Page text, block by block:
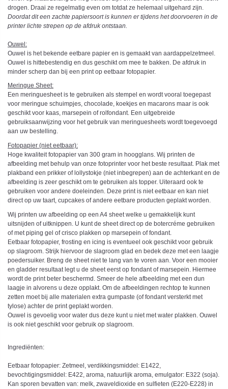
drogen. Draai ze regelmatig even om totdat ze helemaal uitgehard zijn.
Doordat dit een zachte papiersoort is kunnen er tijdens het doorvoeren in de
printer lichte strepen op de afdruk ontstaan.
Ouwel:
Ouwel is het bekende eetbare papier en is gemaakt van aardappelzetmeel.
Ouwel is hittebestendig en dus geschikt om mee te bakken. De afdruk in
minder scherp dan bij een print op eetbaar fotopapier.
Meringue Sheet:
Een meringuesheet is te gebruiken als stempel en wordt vooral toegepast
voor meringue schuimpjes, chocolade, koekjes en macarons maar is ook
geschikt voor kaas, marsepein of rolfondant. Een uitgebreide
gebruiksaanwijzing voor het gebruik van meringuesheets wordt toegevoegd
aan uw bestelling.
Fotopapier (niet eetbaar):
Hoge kwaliteit fotopapier van 300 gram in hoogglans. Wij printen de
afbeelding met behulp van onze fotoprinter voor het beste resultaat. Plak met
plakband een prikker of lollystokje (niet inbegrepen) aan de achterkant en de
afbeelding is zeer geschikt om te gebruiken als topper. Uiteraard ook te
gebruiken voor andere doeleinden. Deze print is niet eetbaar en kan niet
direct op uw taart, cupcakes of andere eetbare producten geplakt worden.
Wij printen uw afbeelding op een A4 sheet welke u gemakkelijk kunt
uitsnijden of uitknippen. U kunt de sheet direct op de botercréme gebruiken
of met piping gel of crisco plakken op marsepein of fondant.
Eetbaar fotopapier, frosting en icing is eventueel ook geschikt voor gebruik
op slagroom. Strijk hiervoor de slagroom glad en bedek deze met een laagje
poedersuiker. Breng de sheet niet te lang van te voren aan. Voor een mooier
en gladder resultaat legt u de sheet eerst op fondant of marsepein. Hiermee
wordt de print beter beschermd. Smeer de hele afbeelding met een dun
laagje in alvorens u deze opplakt. Om de afbeeldingen rechtop te kunnen
zetten moet bij alle materialen extra gumpaste (of fondant versterkt met
tylose) achter de print geplakt worden.
Ouwel is gevoelig voor water dus deze kunt u niet met water plakken. Ouwel
is ook niet geschikt voor gebruik op slagroom.
Ingrediënten:
Eetbaar fotopapier: Zetmeel, verdikkingsmiddel: E1422,
bevochtigingsmiddel: E422, aroma, natuurlijk aroma, emulgator: E322 (soja).
Kan sporen bevatten van: melk, zwaveldioxide en sulfieten (E220-E228) in